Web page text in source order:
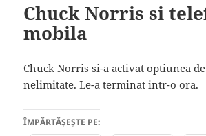
Chuck Norris si
mobila
Chuck Norris si-a activat optiunea
nelimitate. Le-a terminat intr-o ora.
ÎMPĂRTĂȘEȘTE PE: